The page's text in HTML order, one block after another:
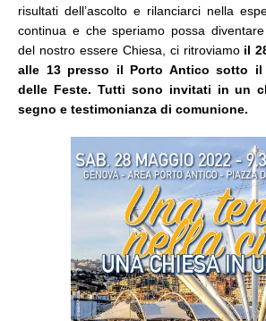
risultati dell’ascolto e rilanciarci nella
continua e che speriamo possa
del nostro essere Chiesa, ci ritroviamoil
alle 13 presso il Porto Antico sotto il
delle Feste. Tutti sono invitati in un
segno e testimonianza di comunione.